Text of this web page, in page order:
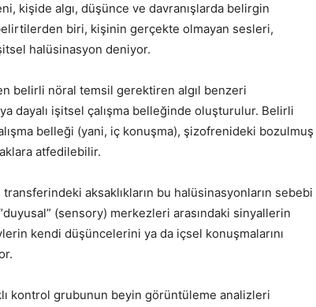
kişide algı, düşünce ve davranışlarda belirgin
biri, kişinin gerçekte olmayan sesleri,
halüsinasyon deniyor.
belirli nöral temsil gerektiren algıl benzeri
dayalı işitsel çalışma belleğinde oluşturulur. Belirli
belleği (yani, iç konuşma), şizofrenideki bozulmuş
atfedilebilir.
aksaklıkların bu halüsinasyonların sebebi
(sensory) merkezleri arasındaki sinyallerin
kendi düşüncelerini ya da içsel konuşmalarını
kontrol grubunun beyin görüntüleme analizleri